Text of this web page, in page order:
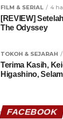
FILM & SERIAL 4
[REVIEW]
The Odyssey
TOKOH & SEJARAH
Terima Kasih,
Higashino,
FACEBOOK